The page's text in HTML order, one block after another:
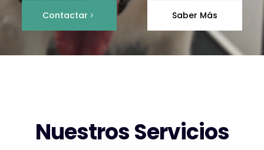
Saber Más
Contactar
Nuestros Servicios